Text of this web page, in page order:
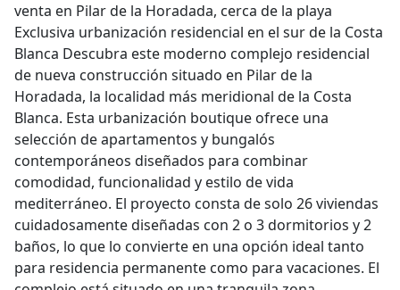
venta en Pilar de la Horadada, cerca de la playa
Exclusiva urbanización residencial en el sur de la Costa
Blanca Descubra este moderno complejo residencial
de nueva construcción situado en Pilar de la
Horadada, la localidad más meridional de la Costa
Blanca. Esta urbanización boutique ofrece una
selección de apartamentos y bungalós
contemporáneos diseñados para combinar
comodidad, funcionalidad y estilo de vida
mediterráneo. El proyecto consta de solo 26 viviendas
cuidadosamente diseñadas con 2 o 3 dormitorios y 2
baños, lo que lo convierte en una opción ideal tanto
para residencia permanente como para vacaciones. El